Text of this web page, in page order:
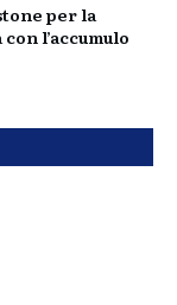
per la
l’accumulo